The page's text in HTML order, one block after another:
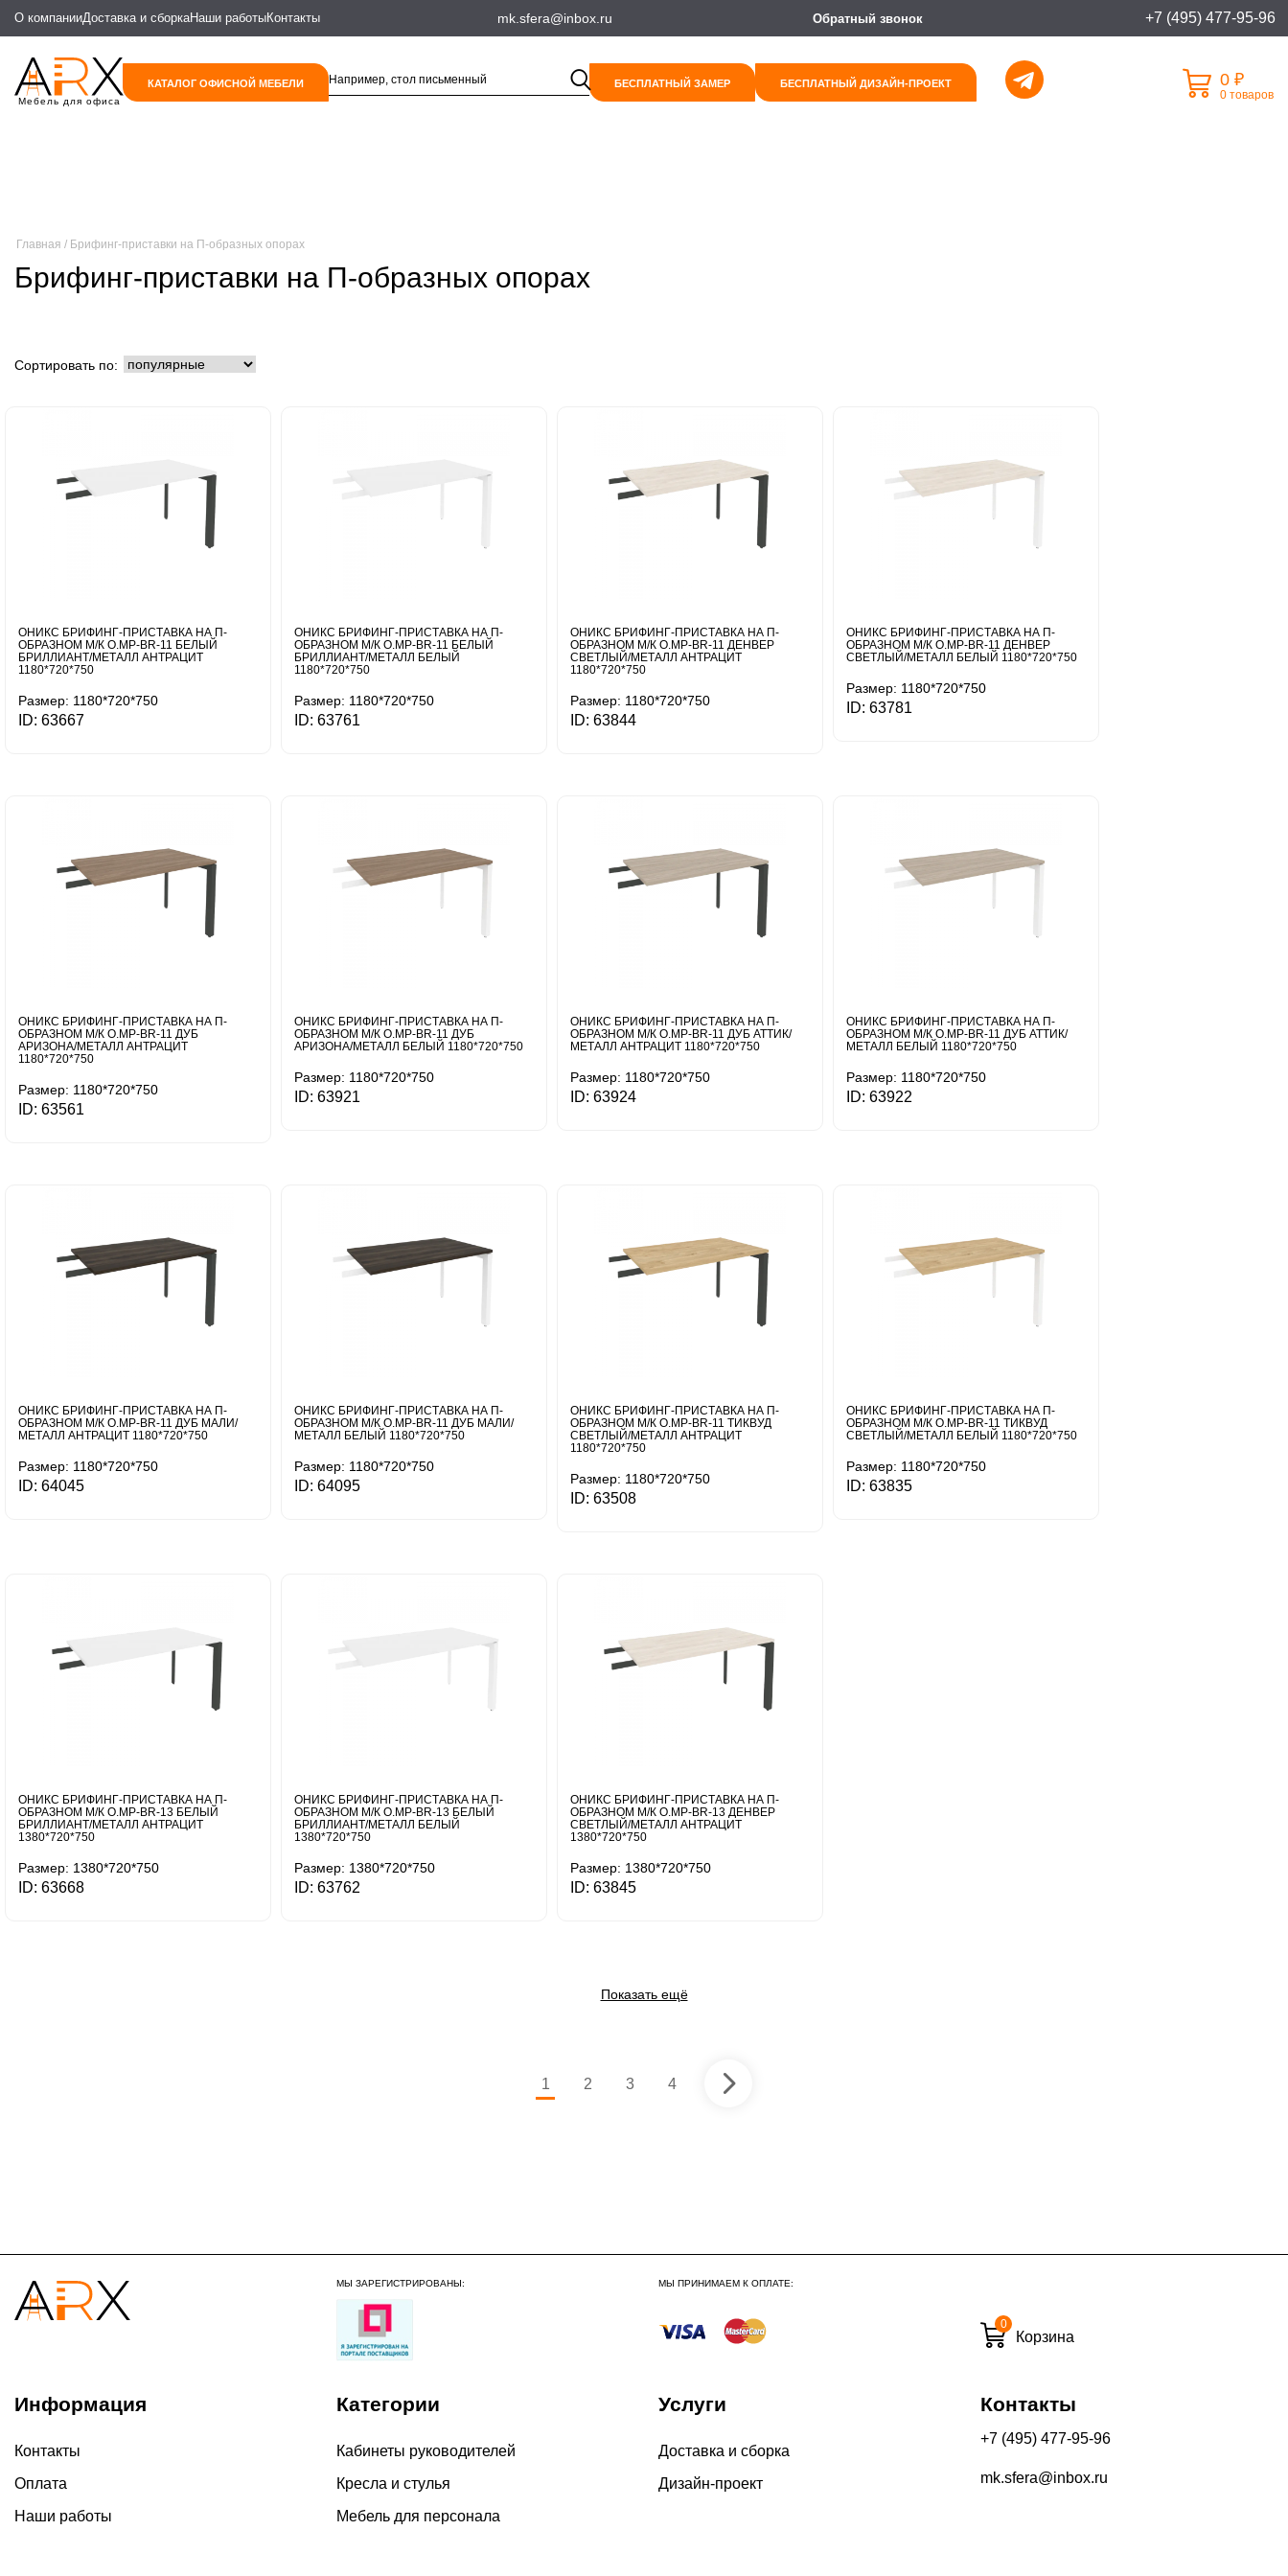
О компанииДоставка и сборкаНаши работыКонтакты mk.sfera@inbox.ru Обратный звонок +7 (495) 477-95-96
Мебель для офиса
КАТАЛОГ ОФИСНОЙ МЕБЕЛИ БЕСПЛАТНЫЙ ЗАМЕР БЕСПЛАТНЫЙ ДИЗАЙН-ПРОЕКТ 0 ₽
0 товаров
Главная Брифинг-приставки на П-образных опорах
Брифинг-приставки на П-образных опорах
Сортировать по:
ОНИКС БРИФИНГ-ПРИСТАВКА НА П-
ОБРАЗНОМ М/К O.MP-BR-11 БЕЛЫЙ
БРИЛЛИАНТ/МЕТАЛЛ АНТРАЦИТ
1180*720*750
Размер: 1180*720*750
ID: 63667
ОНИКС БРИФИНГ-ПРИСТАВКА НА П-
ОБРАЗНОМ М/К O.MP-BR-11 БЕЛЫЙ
БРИЛЛИАНТ/МЕТАЛЛ БЕЛЫЙ
1180*720*750
Размер: 1180*720*750
ID: 63761
ОНИКС БРИФИНГ-ПРИСТАВКА НА П-
ОБРАЗНОМ М/К O.MP-BR-11 ДЕНВЕР
СВЕТЛЫЙ/МЕТАЛЛ АНТРАЦИТ
1180*720*750
Размер: 1180*720*750
ID: 63844
ОНИКС БРИФИНГ-ПРИСТАВКА НА П-
ОБРАЗНОМ М/К O.MP-BR-11 ДЕНВЕР
СВЕТЛЫЙ/МЕТАЛЛ БЕЛЫЙ 1180*720*750
Размер: 1180*720*750
ID: 63781
ОНИКС БРИФИНГ-ПРИСТАВКА НА П-
ОБРАЗНОМ М/К O.MP-BR-11 ДУБ
АРИЗОНА/МЕТАЛЛ АНТРАЦИТ
1180*720*750
Размер: 1180*720*750
ID: 63561
ОНИКС БРИФИНГ-ПРИСТАВКА НА П-
ОБРАЗНОМ М/К O.MP-BR-11 ДУБ
АРИЗОНА/МЕТАЛЛ БЕЛЫЙ 1180*720*750
Размер: 1180*720*750
ID: 63921
ОНИКС БРИФИНГ-ПРИСТАВКА НА П-
ОБРАЗНОМ М/К O.MP-BR-11 ДУБ АТТИК/
МЕТАЛЛ АНТРАЦИТ 1180*720*750
Размер: 1180*720*750
ID: 63924
ОНИКС БРИФИНГ-ПРИСТАВКА НА П-
ОБРАЗНОМ М/К O.MP-BR-11 ДУБ АТТИК/
МЕТАЛЛ БЕЛЫЙ 1180*720*750
Размер: 1180*720*750
ID: 63922
ОНИКС БРИФИНГ-ПРИСТАВКА НА П-
ОБРАЗНОМ М/К O.MP-BR-11 ДУБ МАЛИ/
МЕТАЛЛ АНТРАЦИТ 1180*720*750
Размер: 1180*720*750
ID: 64045
ОНИКС БРИФИНГ-ПРИСТАВКА НА П-
ОБРАЗНОМ М/К O.MP-BR-11 ДУБ МАЛИ/
МЕТАЛЛ БЕЛЫЙ 1180*720*750
Размер: 1180*720*750
ID: 64095
ОНИКС БРИФИНГ-ПРИСТАВКА НА П-
ОБРАЗНОМ М/К O.MP-BR-11 ТИКВУД
СВЕТЛЫЙ/МЕТАЛЛ АНТРАЦИТ
1180*720*750
Размер: 1180*720*750
ID: 63508
ОНИКС БРИФИНГ-ПРИСТАВКА НА П-
ОБРАЗНОМ М/К O.MP-BR-11 ТИКВУД
СВЕТЛЫЙ/МЕТАЛЛ БЕЛЫЙ 1180*720*750
Размер: 1180*720*750
ID: 63835
ОНИКС БРИФИНГ-ПРИСТАВКА НА П-
ОБРАЗНОМ М/К O.MP-BR-13 БЕЛЫЙ
БРИЛЛИАНТ/МЕТАЛЛ АНТРАЦИТ
1380*720*750
Размер: 1380*720*750
ID: 63668
ОНИКС БРИФИНГ-ПРИСТАВКА НА П-
ОБРАЗНОМ М/К O.MP-BR-13 БЕЛЫЙ
БРИЛЛИАНТ/МЕТАЛЛ БЕЛЫЙ
1380*720*750
Размер: 1380*720*750
ID: 63762
ОНИКС БРИФИНГ-ПРИСТАВКА НА П-
ОБРАЗНОМ М/К O.MP-BR-13 ДЕНВЕР
СВЕТЛЫЙ/МЕТАЛЛ АНТРАЦИТ
1380*720*750
Размер: 1380*720*750
ID: 63845
Показать ещё
1 2 3 4
МЫ ЗАРЕГИСТРИРОВАНЫ: МЫ ПРИНИМАЕМ К ОПЛАТЕ:
0
Корзина
Информация
Контакты
Оплата
Наши работы
Категории
Кабинеты руководителей
Кресла и стулья
Мебель для персонала
Услуги
Доставка и сборка
Дизайн-проект
Контакты
+7 (495) 477-95-96
mk.sfera@inbox.ru